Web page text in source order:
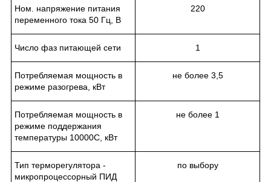
Ном. напряжение питания
переменного тока 50 Гц, В
220
Число фаз питающей сети 1
Потребляемая мощность в
режиме разогрева, кВт
не более 3,5
Потребляемая мощность в
режиме поддержания
температуры 10000С, кВт
не более 1
Тип терморегулятора -
микропроцессорный ПИД
по выбору